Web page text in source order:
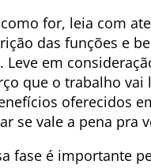
for, leia com
das funções e
Leve em
que o trabalho vai
oferecidos
se vale a pena pra
fase é importante